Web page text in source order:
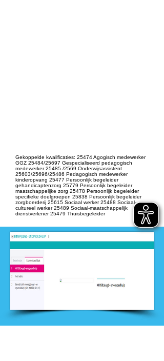
Gekoppelde kwalificaties: 25474 Agogisch medewerker
GGZ 25484/25697 Gespecialiseerd pedagogisch
medewerker 25485 /2569 Onderwijsassistent
25603/25696/25486 Pedagogisch medewerker
kinderopvang 25477 Persoonlijk begeleider
gehandicaptenzorg 25779 Persoonlijk begeleider
maatschappelijke zorg 25478 Persoonlijk begeleider
specifieke doelgroepen 25838 Persoonlijk begeleider
zorgboerderij 25615 Sociaal werker 25488 Sociaal-
cultureel werker 25489 Sociaal-maatschappelijk
dienstverlener 25479 Thuisbegeleider